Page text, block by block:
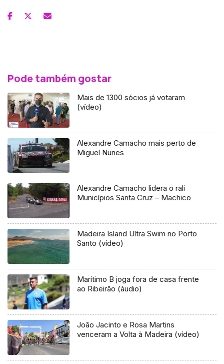
Pode também gostar
Mais de 1300 sócios já votaram
(vídeo)
Alexandre Camacho mais perto de
Miguel Nunes
Alexandre Camacho lidera o rali
Municípios Santa Cruz – Machico
Madeira Island Ultra Swim no Porto
Santo (vídeo)
Marítimo B joga fora de casa frente
ao Ribeirão (áudio)
João Jacinto e Rosa Martins
venceram a Volta à Madeira (vídeo)